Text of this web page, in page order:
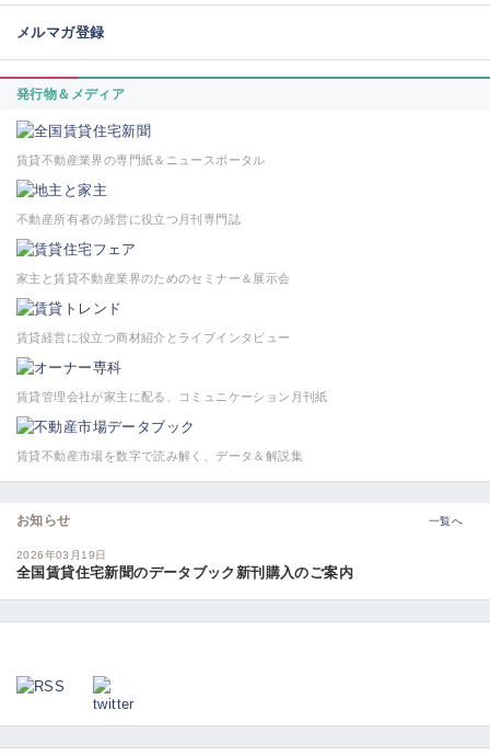
メルマガ登録
発行物＆メディア
賃貸不動産業界の専門紙＆ニュースポータル
不動産所有者の経営に役立つ月刊専門誌
家主と賃貸不動産業界のためのセミナー＆展示会
賃貸経営に役立つ商材紹介とライブインタビュー
賃貸管理会社が家主に配る、コミュニケーション月刊紙
賃貸不動産市場を数字で読み解く、データ＆解説集
お知らせ 一覧へ
2026年03月19日
全国賃貸住宅新聞のデータブック新刊購入のご案内